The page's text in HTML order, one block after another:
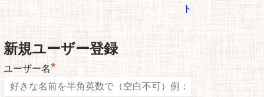
ト
新規ユーザー登録
ユーザー名*